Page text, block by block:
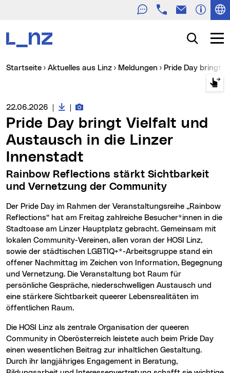
TelefonE-Mail
Suche
Sie sind hier:
Startseite Aktuelles aus Linz Meldungen Pride Day bringt
Medienservice vom:
22.06.2026 Downloads zur Meldung
Fotos zur Meldung
Pride Day bringt Vielfalt und
Austausch in die Linzer
Innenstadt
Rainbow Reflections stärkt Sichtbarkeit
und Vernetzung der Community
Der Pride Day im Rahmen der Veranstaltungsreihe „Rainbow
Reflections“ hat am Freitag zahlreiche Besucher*innen in die
Stadtoase am Linzer Hauptplatz gebracht. Gemeinsam mit
lokalen Community-Vereinen, allen voran der HOSI Linz,
sowie der städtischen LGBTIQ+*-Arbeitsgruppe stand ein
offener Nachmittag im Zeichen von Information, Begegnung
und Vernetzung. Die Veranstaltung bot Raum für
persönliche Gespräche, niederschwelligen Austausch und
eine stärkere Sichtbarkeit queerer Lebensrealitäten im
öffentlichen Raum.
Die HOSI Linz als zentrale Organisation der queeren
Community in Oberösterreich leistete auch beim Pride Day
einen wesentlichen Beitrag zur inhaltlichen Gestaltung.
Durch ihr langjähriges Engagement in Beratung,